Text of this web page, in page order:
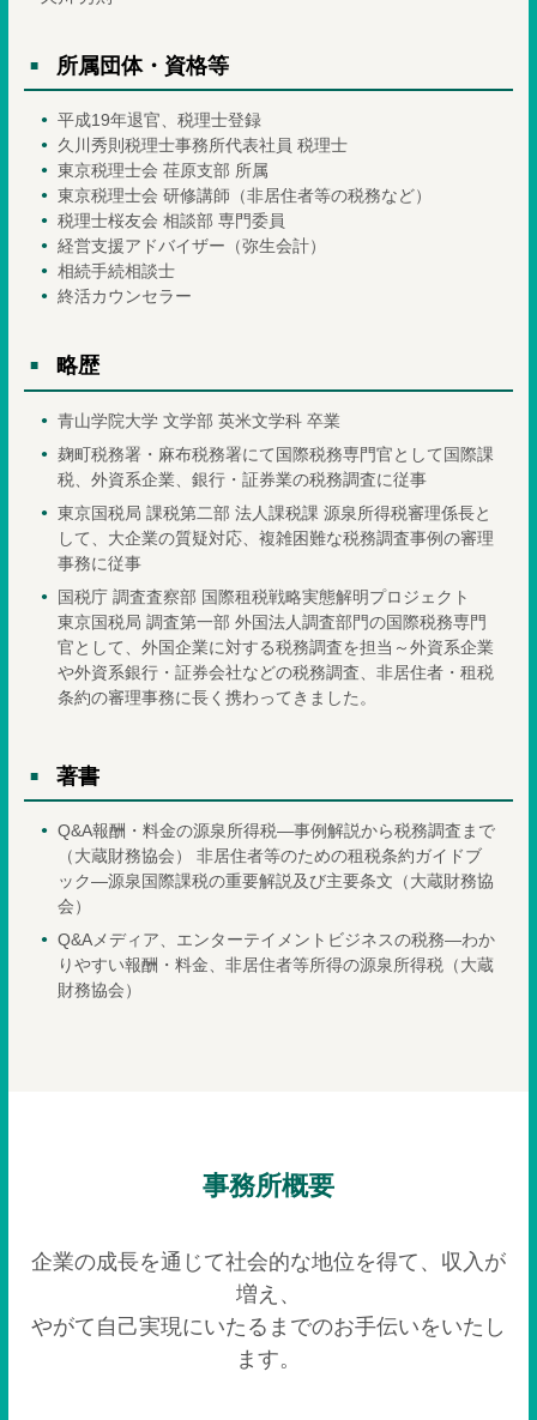
所属団体・資格等
平成19年退官、税理士登録
久川秀則税理士事務所代表社員 税理士
東京税理士会 荏原支部 所属
東京税理士会 研修講師（非居住者等の税務など）
税理士桜友会 相談部 専門委員
経営支援アドバイザー（弥生会計）
相続手続相談士
終活カウンセラー
略歴
青山学院大学 文学部 英米文学科 卒業
麹町税務署・麻布税務署にて国際税務専門官として国際課
税、外資系企業、銀行・証券業の税務調査に従事
東京国税局 課税第二部 法人課税課 源泉所得税審理係長と
して、大企業の質疑対応、複雑困難な税務調査事例の審理
事務に従事
国税庁 調査査察部 国際租税戦略実態解明プロジェクト
東京国税局 調査第一部 外国法人調査部門の国際税務専門
官として、外国企業に対する税務調査を担当～外資系企業
や外資系銀行・証券会社などの税務調査、非居住者・租税
条約の審理事務に長く携わってきました。
著書
Q&A報酬・料金の源泉所得税―事例解説から税務調査まで
（大蔵財務協会） 非居住者等のための租税条約ガイドブ
ック―源泉国際課税の重要解説及び主要条文（大蔵財務協
会）
Q&Aメディア、エンターテイメントビジネスの税務―わか
りやすい報酬・料金、非居住者等所得の源泉所得税（大蔵
財務協会）
事務所概要
企業の成長を通じて社会的な地位を得て、収入が
増え、
やがて自己実現にいたるまでのお手伝いをいたし
ます。